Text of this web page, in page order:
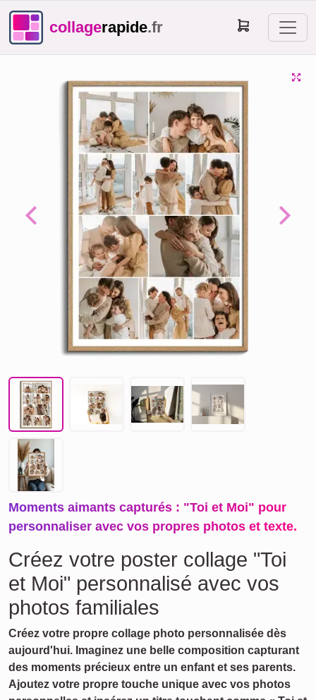
collagerapide.fr
Previous Next
Moments aimants capturés : "Toi et Moi" pour
personnaliser avec vos propres photos et texte.
Créez votre poster collage "Toi
et Moi" personnalisé avec vos
photos familiales
Créez votre propre collage photo personnalisée dès
aujourd'hui. Imaginez une belle composition capturant
des moments précieux entre un enfant et ses parents.
Ajoutez votre propre touche unique avec vos photos